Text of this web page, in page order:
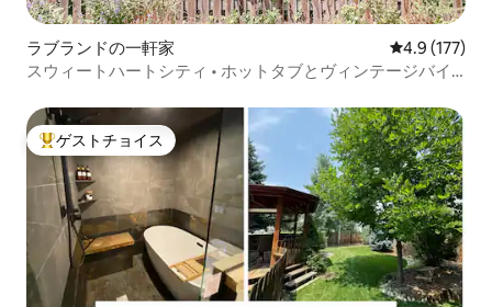
ラブランドの一軒家 レビュー177
4.9 (177)
スウィートハートシティ • ホットタブとヴィンテージバイ
大好評のゲストチョイスです。
ゲストチョイス